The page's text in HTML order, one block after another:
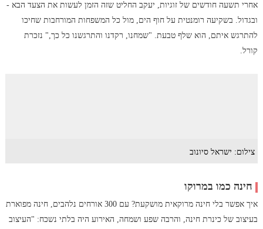
אחרי תשעה חודשים של זוגיות, יעקב החליט שזה הזמן לעשות את הצעד הבא -
ובגדול. בשקיעה רומנטית על חוף הים, מול כל המשפחות המורחבות שחיכו
להתרגש איתם, הוא שלף טבעת. "שמחנו, רקדנו והתרגשנו כל כך," נזכרת
קורל.
צילום: ישראל סיונוב
חינה כמו במרוקו
איך אפשר בלי חינה מרוקאית מושקעת? עם 300 אורחים נלהבים, חינה מפוארת
בעיצוב של כינרת חינה, והרבה שפע ושמחה, האירוע היה בלתי נשכח: "העיצוב